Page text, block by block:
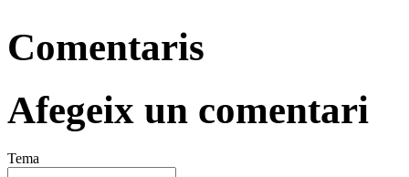
Comentaris
Afegeix un comentari
Tema